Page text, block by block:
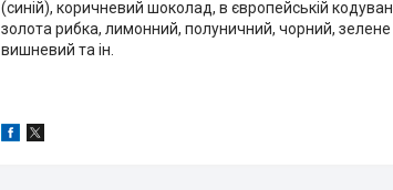
(синій), коричневий шоколад, в європейській
золота рибка, лимонний, полуничний, чорний,
вишневий та ін.